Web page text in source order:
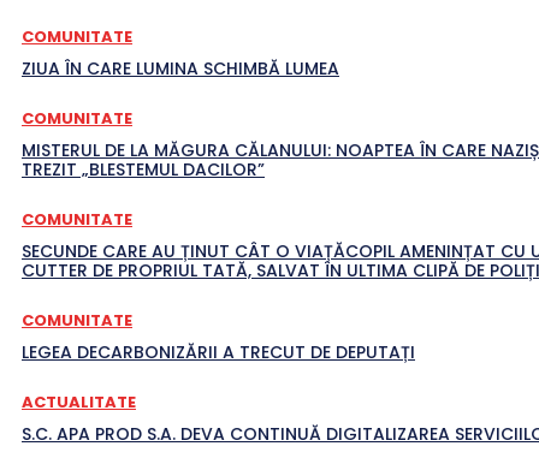
COMUNITATE
ZIUA ÎN CARE LUMINA SCHIMBĂ LUMEA
COMUNITATE
MISTERUL DE LA MĂGURA CĂLANULUI: NOAPTEA ÎN CARE
TREZIT „BLESTEMUL DACILOR”
COMUNITATE
SECUNDE CARE AU ȚINUT CÂT O VIAȚĂCOPIL AMENINȚAT CU
CUTTER DE PROPRIUL TATĂ, SALVAT ÎN ULTIMA CLIPĂ DE
COMUNITATE
LEGEA DECARBONIZĂRII A TRECUT DE DEPUTAȚI
ACTUALITATE
S.C. APA PROD S.A. DEVA CONTINUĂ DIGITALIZAREA